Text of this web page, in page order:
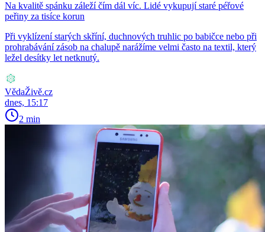
Na kvalitě spánku záleží čím dál víc. Lidé vykupují staré péřové
peřiny za tisíce korun
Při vyklízení starých skříní, duchnových truhlic po babičce nebo při
prohrabávání zásob na chalupě narážíme velmi často na textil, který
ležel desítky let netknutý.
VědaŽivě.cz
dnes, 15:17
2 min